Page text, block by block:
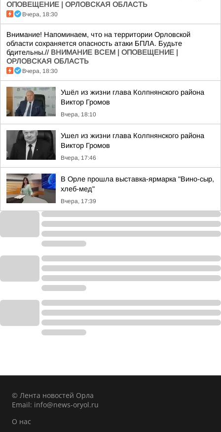
ОПОВЕЩЕНИЕ | ОРЛОВСКАЯ ОБЛАСТЬ
Вчера, 18:30
Внимание! Напоминаем, что на территории Орловской
области сохраняется опасность атаки БПЛА. Будьте
бдительны.// ВНИМАНИЕ ВСЕМ | ОПОВЕЩЕНИЕ |
ОРЛОВСКАЯ ОБЛАСТЬ
Вчера, 18:30
Ушёл из жизни глава Колпнянского района
Виктор Громов
Вчера, 18:10
Ушел из жизни глава Колпнянского района
Виктор Громов
Вчера, 17:46
В Орле прошла выставка-ярмарка "Вино-сыр,
хлеб-мед"
Вчера, 17:39
© Лента новостей Орла
Email: info@news-oryol.ru
О нас